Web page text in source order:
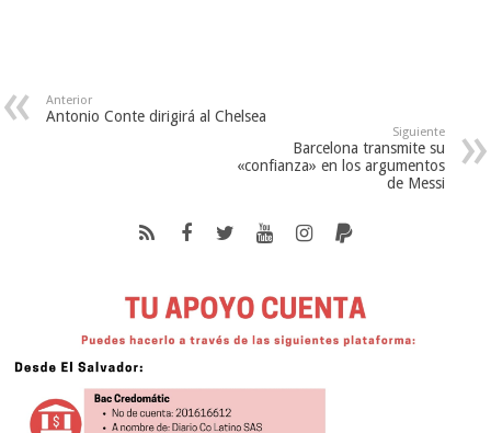
Anterior
Antonio Conte dirigirá al Chelsea
Siguiente
Barcelona transmite su
«confianza» en los argumentos
de Messi